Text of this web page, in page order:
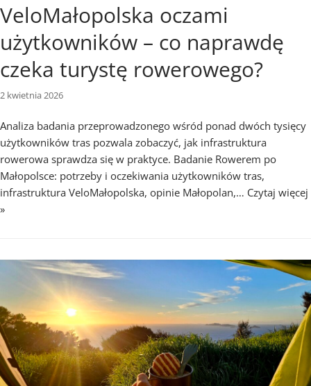
VeloMałopolska oczami
użytkowników – co naprawdę
czeka turystę rowerowego?
2 kwietnia 2026
Analiza badania przeprowadzonego wśród ponad dwóch tysięcy
użytkowników tras pozwala zobaczyć, jak infrastruktura
rowerowa sprawdza się w praktyce. Badanie Rowerem po
Małopolsce: potrzeby i oczekiwania użytkowników tras,
infrastruktura VeloMałopolska, opinie Małopolan,… Czytaj więcej
»